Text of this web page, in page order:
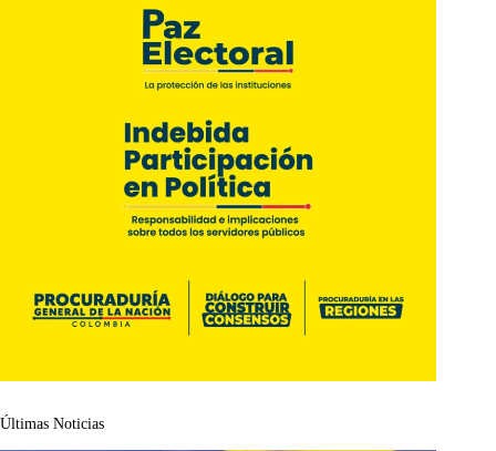
Últimas Noticias